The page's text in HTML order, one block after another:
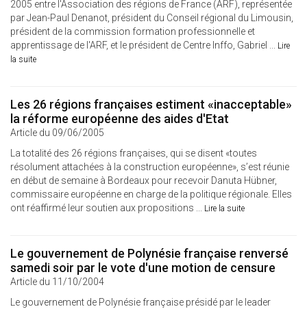
2005 entre l'Association des régions de France (ARF), représentée
par Jean-Paul Denanot, président du Conseil régional du Limousin,
président de la commission formation professionnelle et
apprentissage de l'ARF, et le président de Centre Inffo, Gabriel ... Lire
la suite
Les 26 régions françaises estiment «inacceptable»
la réforme européenne des aides d'Etat
Article du 09/06/2005
La totalité des 26 régions françaises, qui se disent «toutes
résolument attachées à la construction européenne», s’est réunie
en début de semaine à Bordeaux pour recevoir Danuta Hübner,
commissaire européenne en charge de la politique régionale. Elles
ont réaffirmé leur soutien aux propositions ... Lire la suite
Le gouvernement de Polynésie française renversé
samedi soir par le vote d'une motion de censure
Article du 11/10/2004
Le gouvernement de Polynésie française présidé par le leader